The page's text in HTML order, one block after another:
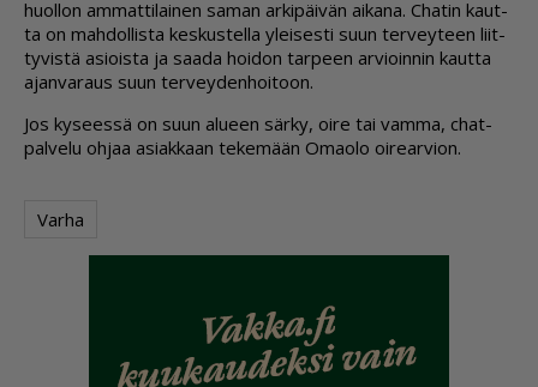
huol­lon am­mat­ti­lai­nen sa­man ar­ki­päi­vän ai­ka­na. Cha­tin kaut­
ta on mah­dol­lis­ta kes­kus­tel­la ylei­ses­ti suun ter­vey­teen liit­
ty­vis­tä asi­ois­ta ja saa­da hoi­don tar­peen ar­vi­oin­nin kaut­ta
ajan­va­raus suun ter­vey­den­hoi­toon.
Jos ky­sees­sä on suun alu­een sär­ky, oi­re tai vam­ma, chat-
pal­ve­lu oh­jaa asi­ak­kaan te­ke­mään Oma­o­lo oi­re­ar­vi­on.
Varha